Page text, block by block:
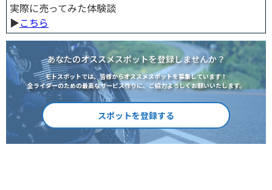
実際に売ってみた体験談
▶︎こちら
あなたのオススメスポットを登録しませんか？
モトスポットでは、皆様からオススメスポットを募集しています！
全ライダーのための最高なサービス作りに、ご協力よろしくお願いいたします。
スポットを登録する